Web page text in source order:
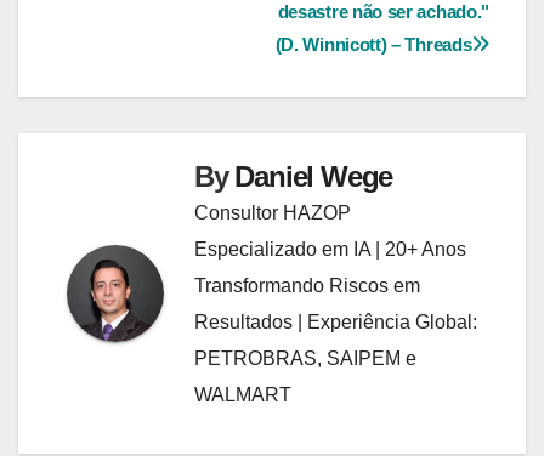
desastre não ser achado."
(D. Winnicott) – Threads
ByDaniel Wege
Consultor HAZOP
Especializado em IA | 20+ Anos
Transformando Riscos em
Resultados | Experiência Global:
PETROBRAS, SAIPEM e
WALMART